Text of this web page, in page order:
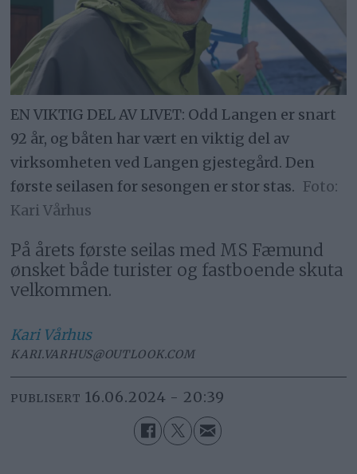
EN VIKTIG DEL AV LIVET: Odd Langen er snart
92 år, og båten har vært en viktig del av
virksomheten ved Langen gjestegård. Den
første seilasen for sesongen er stor stas.
Kari Vårhus
På årets første seilas med MS Fæmund
ønsket både turister og fastboende skuta
velkommen.
Kari Vårhus
KARI.VARHUS@OUTLOOK.COM
PUBLISERT 16.06.2024 - 20:39